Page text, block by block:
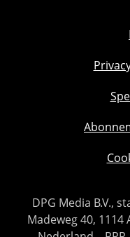
DPG Media B.V.,
Madeweg 40,